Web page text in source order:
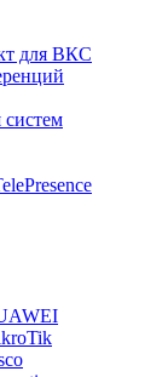
для ВКС